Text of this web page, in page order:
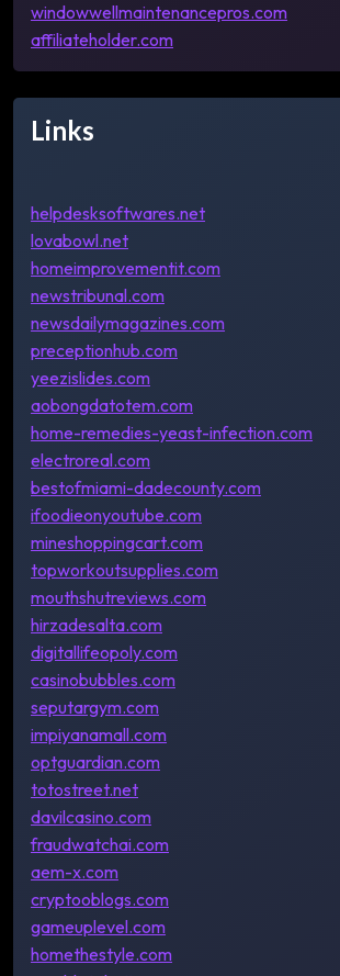
windowwellmaintenancepros.com
affiliateholder.com
Links
helpdesksoftwares.net
lovabowl.net
homeimprovementit.com
newstribunal.com
newsdailymagazines.com
preceptionhub.com
yeezislides.com
aobongdatotem.com
home-remedies-yeast-infection.com
electroreal.com
bestofmiami-dadecounty.com
ifoodieonyoutube.com
mineshoppingcart.com
topworkoutsupplies.com
mouthshutreviews.com
hirzadesalta.com
digitallifeopoly.com
casinobubbles.com
seputargym.com
impiyanamall.com
optguardian.com
totostreet.net
davilcasino.com
fraudwatchai.com
aem-x.com
cryptooblogs.com
gameuplevel.com
homethestyle.com